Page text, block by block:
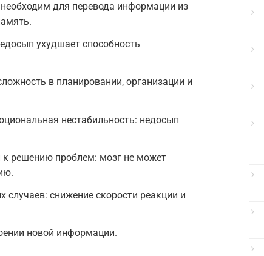
для перевода информации из
ухудшает способность
в планировании, организации и
нестабильность: недосып
к решению проблем: мозг не может
случаев: снижение скорости реакции и
новой информации.